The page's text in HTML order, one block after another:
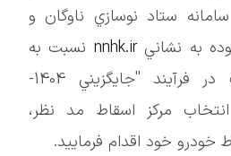
نوسازي ناوگان و
nnhk.ir
نسبت به
تکميل ثبت اطلاعات در فرآيند ''جايگزيني 1404-
اسقاط مد نظر،
فرماييد.